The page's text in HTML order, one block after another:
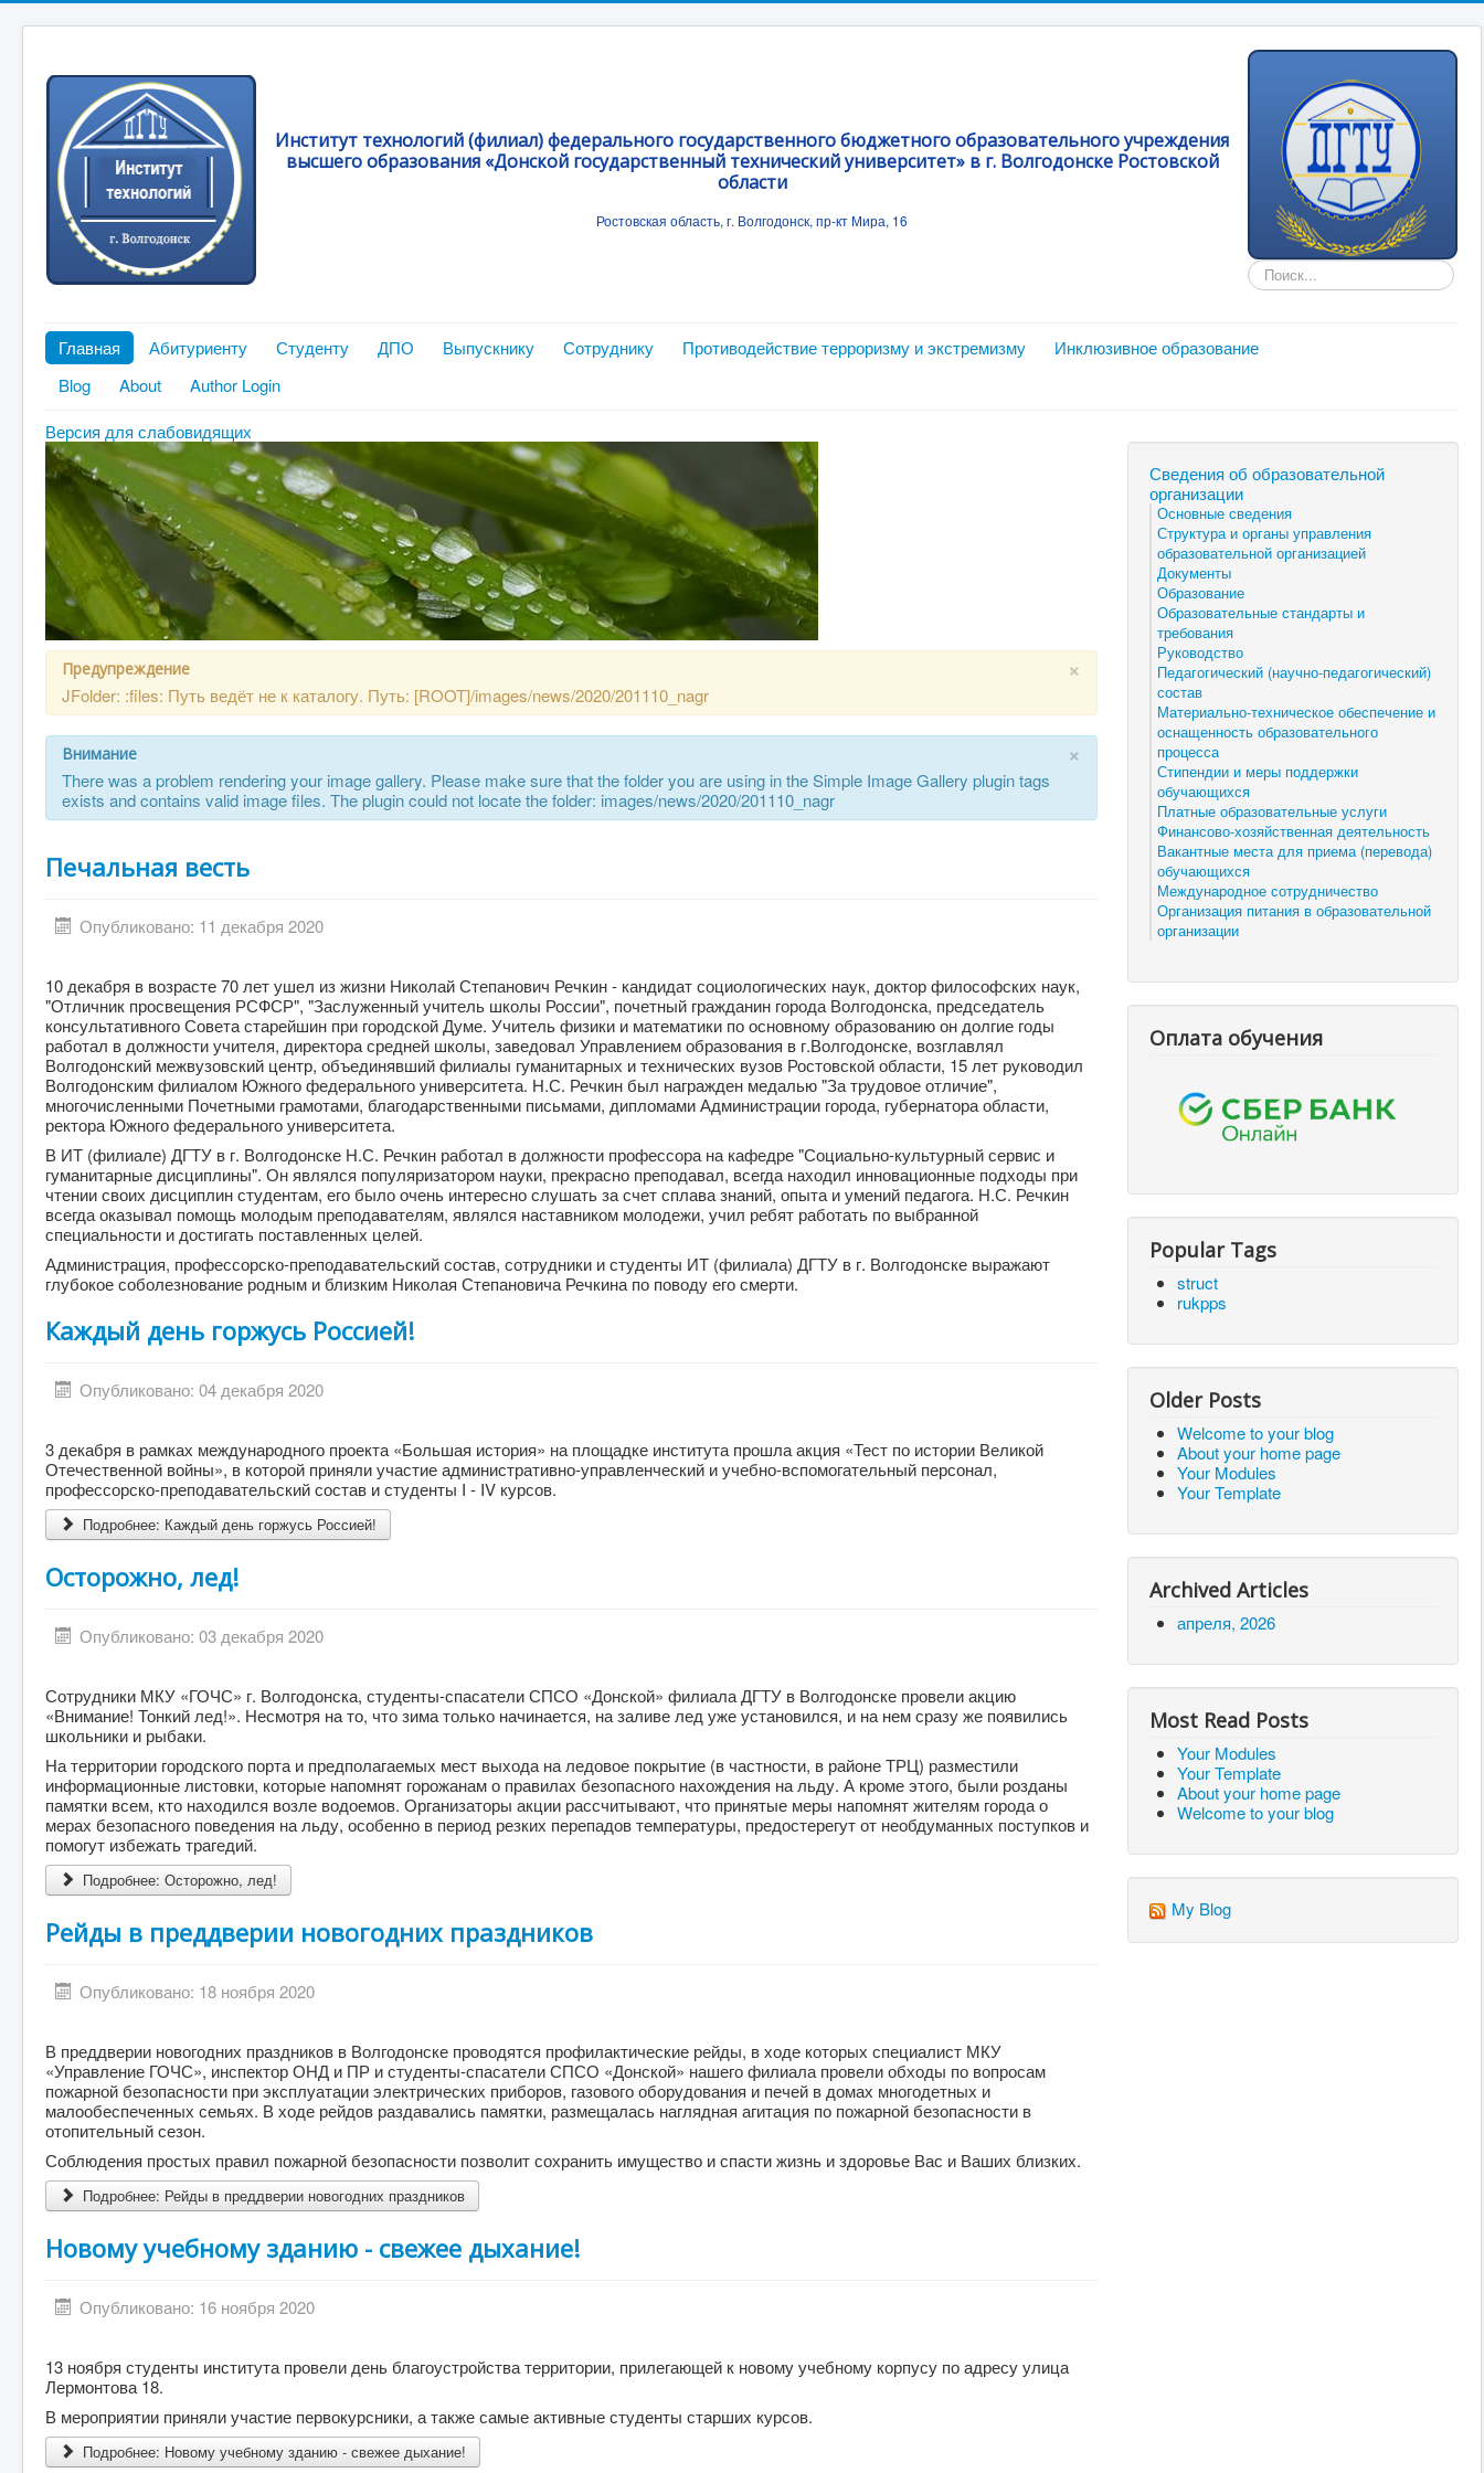
Институт технологий (филиал) федерального государственного бюджетного образовательного учреждения
высшего образования «Донской государственный технический университет» в г. Волгодонске Ростовской
области
Ростовская область, г. Волгодонск, пр-кт Мира, 16
Искать...
Главная Абитуриенту Студенту ДПО Выпускнику Сотруднику Противодействие терроризму и экстремизму
Инклюзивное образование
Blog
About
Author Login
Версия для слабовидящих
×
Предупреждение
JFolder: :files: Путь ведёт не к каталогу. Путь: [ROOT]/images/news/2020/201110_nagr
×
Внимание
There was a problem rendering your image gallery. Please make sure that the folder you are using in the Simple Image Gallery plugin tags
exists and contains valid image files. The plugin could not locate the folder: images/news/2020/201110_nagr
Печальная весть
Опубликовано: 11 декабря 2020
10 декабря в возрасте 70 лет ушел из жизни Николай Степанович Речкин - кандидат социологических наук, доктор философских наук,
"Отличник просвещения РСФСР", "Заслуженный учитель школы России", почетный гражданин города Волгодонска, председатель
консультативного Совета старейшин при городской Думе. Учитель физики и математики по основному образованию он долгие годы
работал в должности учителя, директора средней школы, заведовал Управлением образования в г.Волгодонске, возглавлял
Волгодонский межвузовский центр, объединявший филиалы гуманитарных и технических вузов Ростовской области, 15 лет руководил
Волгодонским филиалом Южного федерального университета. Н.С. Речкин был награжден медалью "За трудовое отличие",
многочисленными Почетными грамотами, благодарственными письмами, дипломами Администрации города, губернатора области,
ректора Южного федерального университета.
В ИТ (филиале) ДГТУ в г. Волгодонске Н.С. Речкин работал в должности профессора на кафедре "Социально-культурный сервис и
гуманитарные дисциплины". Он являлся популяризатором науки, прекрасно преподавал, всегда находил инновационные подходы при
чтении своих дисциплин студентам, его было очень интересно слушать за счет сплава знаний, опыта и умений педагога. Н.С. Речкин
всегда оказывал помощь молодым преподавателям, являлся наставником молодежи, учил ребят работать по выбранной
специальности и достигать поставленных целей.
Администрация, профессорско-преподавательский состав, сотрудники и студенты ИТ (филиала) ДГТУ в г. Волгодонске выражают
глубокое соболезнование родным и близким Николая Степановича Речкина по поводу его смерти.
Каждый день горжусь Россией!
Опубликовано: 04 декабря 2020
3 декабря в рамках международного проекта «Большая история» на площадке института прошла акция «Тест по истории Великой
Отечественной войны», в которой приняли участие административно-управленческий и учебно-вспомогательный персонал,
профессорско-преподавательский состав и студенты I - IV курсов.
Подробнее: Каждый день горжусь Россией!
Осторожно, лед!
Опубликовано: 03 декабря 2020
Сотрудники МКУ «ГОЧС» г. Волгодонска, студенты-спасатели СПСО «Донской» филиала ДГТУ в Волгодонске провели акцию
«Внимание! Тонкий лед!». Несмотря на то, что зима только начинается, на заливе лед уже установился, и на нем сразу же появились
школьники и рыбаки.
На территории городского порта и предполагаемых мест выхода на ледовое покрытие (в частности, в районе ТРЦ) разместили
информационные листовки, которые напомнят горожанам о правилах безопасного нахождения на льду. А кроме этого, были розданы
памятки всем, кто находился возле водоемов. Организаторы акции рассчитывают, что принятые меры напомнят жителям города о
мерах безопасного поведения на льду, особенно в период резких перепадов температуры, предостерегут от необдуманных поступков и
помогут избежать трагедий.
Подробнее: Осторожно, лед!
Рейды в преддверии новогодних праздников
Опубликовано: 18 ноября 2020
В преддверии новогодних праздников в Волгодонске проводятся профилактические рейды, в ходе которых специалист МКУ
«Управление ГОЧС», инспектор ОНД и ПР и студенты-спасатели СПСО «Донской» нашего филиала провели обходы по вопросам
пожарной безопасности при эксплуатации электрических приборов, газового оборудования и печей в домах многодетных и
малообеспеченных семьях. В ходе рейдов раздавались памятки, размещалась наглядная агитация по пожарной безопасности в
отопительный сезон.
Соблюдения простых правил пожарной безопасности позволит сохранить имущество и спасти жизнь и здоровье Вас и Ваших близких.
Подробнее: Рейды в преддверии новогодних праздников
Новому учебному зданию - свежее дыхание!
Опубликовано: 16 ноября 2020
13 ноября студенты института провели день благоустройства территории, прилегающей к новому учебному корпусу по адресу улица
Лермонтова 18.
В мероприятии приняли участие первокурсники, а также самые активные студенты старших курсов.
Подробнее: Новому учебному зданию - свежее дыхание!
Сведения об образовательной
организации
Основные сведения
Структура и органы управления
образовательной организацией
Документы
Образование
Образовательные стандарты и
требования
Руководство
Педагогический (научно-педагогический)
состав
Материально-техническое обеспечение и
оснащенность образовательного
процесса
Стипендии и меры поддержки
обучающихся
Платные образовательные услуги
Финансово-хозяйственная деятельность
Вакантные места для приема (перевода)
обучающихся
Международное сотрудничество
Организация питания в образовательной
организации
Оплата обучения
Popular Tags
struct
rukpps
Older Posts
Welcome to your blog
About your home page
Your Modules
Your Template
Archived Articles
апреля, 2026
Most Read Posts
Your Modules
Your Template
About your home page
Welcome to your blog
My Blog